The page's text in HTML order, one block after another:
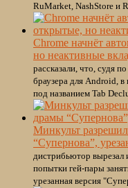
RuMarket, NashStore и
Chrome начнёт
но неактивные
рассказали, что, судя
браузера для Android,
под названием Tab
Минкульт
“Супернова”,
дистрибьютор вырезал
попытки гей-пары
урезанная версия